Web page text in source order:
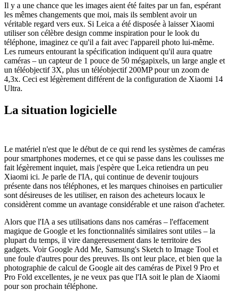
Il y a une chance que les images aient été faites par un fan, espérant
les mêmes changements que moi, mais ils semblent avoir un
véritable regard vers eux. Si Leica a été disposée à laisser Xiaomi
utiliser son célèbre design comme inspiration pour le look du
téléphone, imaginez ce qu'il a fait avec l'appareil photo lui-même.
Les rumeurs entourant la spécification indiquent qu'il aura quatre
caméras – un capteur de 1 pouce de 50 mégapixels, un large angle et
un téléobjectif 3X, plus un téléobjectif 200MP pour un zoom de
4,3x. Ceci est légèrement différent de la configuration de Xiaomi 14
Ultra.
La situation logicielle
Le matériel n'est que le début de ce qui rend les systèmes de caméras
pour smartphones modernes, et ce qui se passe dans les coulisses me
fait légèrement inquiet, mais j'espère que Leica retiendra un peu
Xiaomi ici. Je parle de l'IA, qui continue de devenir toujours
présente dans nos téléphones, et les marques chinoises en particulier
sont désireuses de les utiliser, en raison des acheteurs locaux le
considèrent comme un avantage considérable et une raison d'acheter.
Alors que l'IA a ses utilisations dans nos caméras – l'effacement
magique de Google et les fonctionnalités similaires sont utiles – la
plupart du temps, il vire dangereusement dans le territoire des
gadgets. Voir Google Add Me, Samsung's Sketch to Image Tool et
une foule d'autres pour des preuves. Ils ont leur place, et bien que la
photographie de calcul de Google ait des caméras de Pixel 9 Pro et
Pro Fold excellentes, je ne veux pas que l'IA soit le plan de Xiaomi
pour son prochain téléphone.